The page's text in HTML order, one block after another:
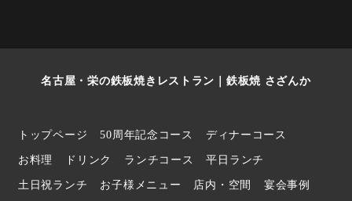
名古屋・栄の鉄板焼きレストラン｜鉄板焼 さざんか
トップページ 50周年記念コース ディナーコース
お料理 ドリンク ランチコース 平日ランチ
土日祝ランチ お子様メニュー 店内・空間 宴会事例